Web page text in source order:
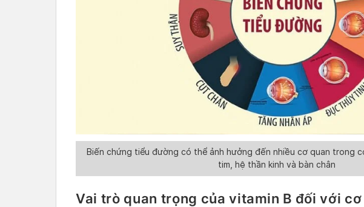
Biến chứng tiểu đường có thể ảnh hưởng đến nhiều cơ quan trong
tim, hệ thần kinh và bàn chân
Vai trò quan trọng của vitamin B đối với